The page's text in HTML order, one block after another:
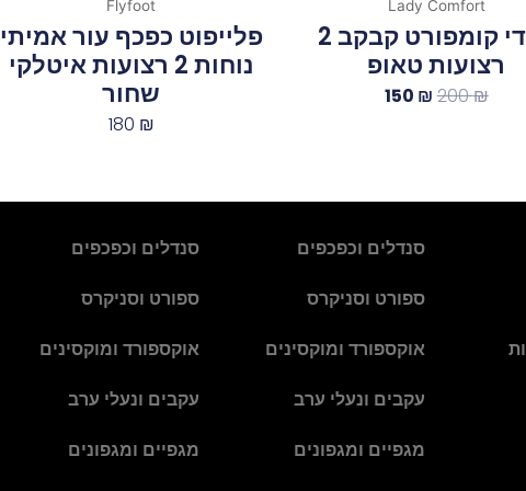
Lady Comfort
ליידי קומפורט קבקב 2
רצועות טאופ
200₪
150 ₪
Flyfoot
פלייפוט כפכף עור אמיתי
נוחות 2 רצועות איטלקי
שחור
180 ₪
סנדלים וכפכפים
ספורט וסניקרס
אוקספורד ומוקסינים
עקבים ונעלי ערב
מגפיים ומגפונים
סנדלים וכפכפים
ספורט וסניקרס
אוקספורד ומוקסינים
עקבים ונעלי ערב
מגפיים ומגפונים